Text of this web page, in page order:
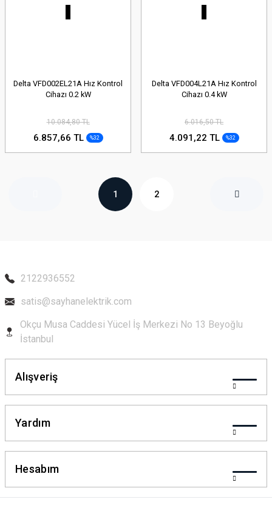
Delta VFD002EL21A Hız Kontrol
Cihazı 0.2 kW
10.084,80 TL
6.857,66 TL %32
Delta VFD004L21A Hız Kontrol
Cihazı 0.4 kW
6.016,50 TL
4.091,22 TL %32
1 2
2122936552
satis@sayhanelektrik.com
Okçu Musa Caddesi Yücel İş Merkezi No 13 Beyoğlu
İstanbul
Alışveriş
Yardım
Hesabım